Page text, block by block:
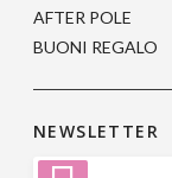
AFTER POLE
BUONI REGALO
NEWSLETTER